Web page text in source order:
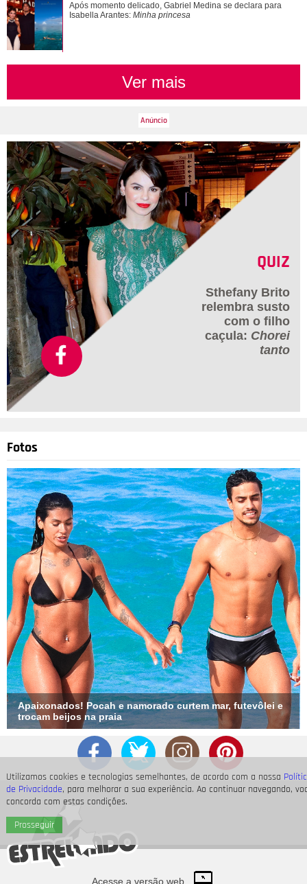
Utilizamos cookies e tecnologias semelhantes, de acordo com a nossa
de Privacidade, para melhorar a sua experiência. Ao continuar navegando,
concorda com estas condições.
Prosseguir
Após momento delicado, Gabriel Medina se declara para
Isabella Arantes: Minha princesa
Ver mais
QUIZ
Sthefany Brito
relembra susto
com o filho
caçula: Chorei
tanto
Fotos
Apaixonados! Pocah e namorado curtem mar, futevôlei e
trocam beijos na praia
Acesse a versão web